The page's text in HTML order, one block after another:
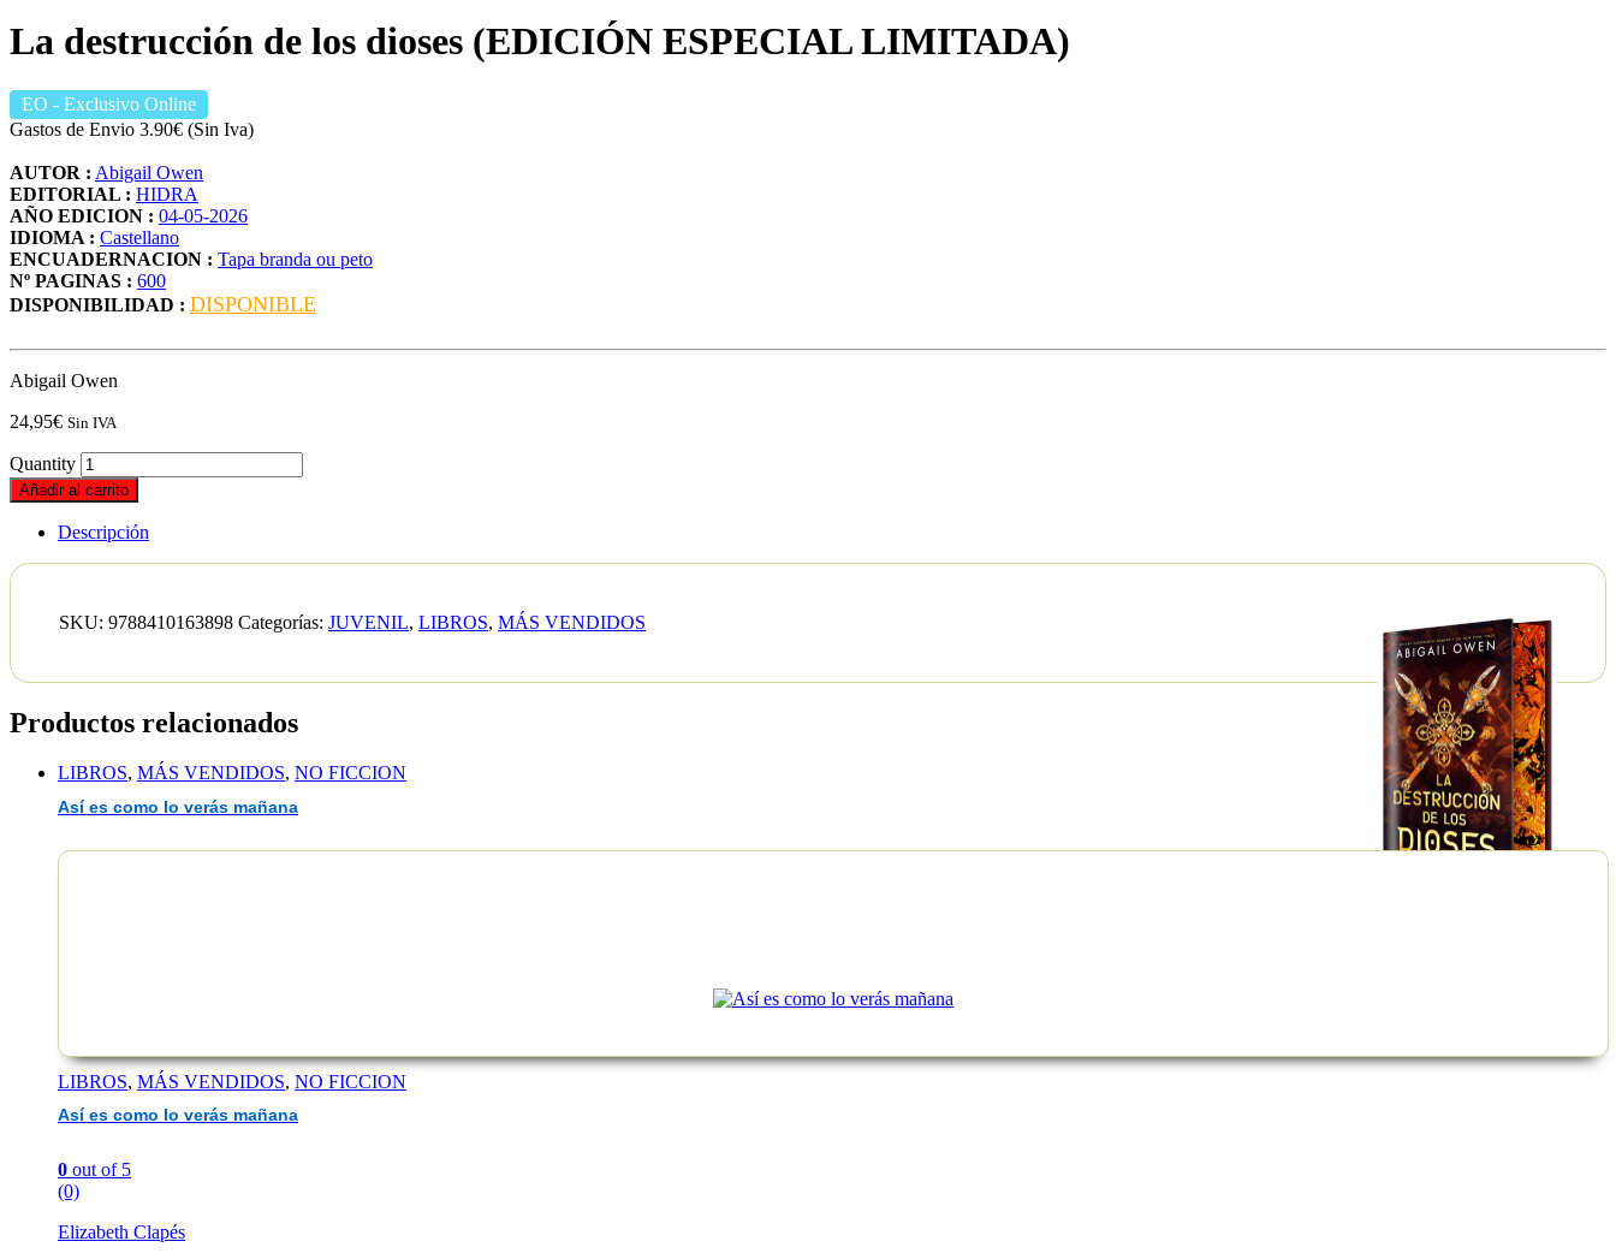
La destrucción de los dioses (EDICIÓN ESPECIAL LIMITADA)
EO - Exclusivo Online
Gastos de Envio 3.90€ (Sin Iva)
AUTOR : Abigail Owen
EDITORIAL : HIDRA
AÑO EDICION : 04-05-2026
IDIOMA : Castellano
ENCUADERNACION : Tapa branda ou peto
Nº PAGINAS : 600
DISPONIBILIDAD : DISPONIBLE
Abigail Owen
24,95€ Sin IVA
Quantity
Añadir al carrito
Descripción
SKU: 9788410163898 Categorías: JUVENIL, LIBROS, MÁS VENDIDOS
Productos relacionados
LIBROS, MÁS VENDIDOS, NO FICCION
Así es como lo verás mañana
LIBROS, MÁS VENDIDOS, NO FICCION
Así es como lo verás mañana
0 out of 5
(0)
Elizabeth Clapés